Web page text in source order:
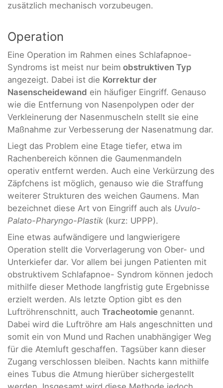
zusätzlich mechanisch vorzubeugen.
Operation
Eine Operation im Rahmen eines Schlafapnoe-
Syndroms ist meist nur beim obstruktiven Typ
angezeigt. Dabei ist die Korrektur der
Nasenscheidewand ein häufiger Eingriff. Genauso
wie die Entfernung von Nasenpolypen oder der
Verkleinerung der Nasenmuscheln stellt sie eine
Maßnahme zur Verbesserung der Nasenatmung dar.
Liegt das Problem eine Etage tiefer, etwa im
Rachenbereich können die Gaumenmandeln
operativ entfernt werden. Auch eine Verkürzung des
Zäpfchens ist möglich, genauso wie die Straffung
weiterer Strukturen des weichen Gaumens. Man
bezeichnet diese Art von Eingriff auch als Uvulo-
Palato-Pharyngo-Plastik (kurz: UPPP).
Eine etwas aufwändigere und langwierigere
Operation stellt die Vorverlagerung von Ober- und
Unterkiefer dar. Vor allem bei jungen Patienten mit
obstruktivem Schlafapnoe- Syndrom können jedoch
mithilfe dieser Methode langfristig gute Ergebnisse
erzielt werden. Als letzte Option gibt es den
Luftröhrenschnitt, auch Tracheotomie genannt.
Dabei wird die Luftröhre am Hals angeschnitten und
somit ein von Mund und Rachen unabhängiger Weg
für die Atemluft geschaffen. Tagsüber kann dieser
Zugang verschlossen bleiben. Nachts kann mithilfe
eines Tubus die Atmung hierüber sichergestellt